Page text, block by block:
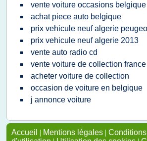
vente voiture occasions belgique
achat piece auto belgique
prix vehicule neuf algerie
prix vehicule neuf algerie 2013
vente auto radio cd
vente voiture de collection france
acheter voiture de collection
occasion de voiture en belgique
j annonce voiture
Accueil | Mentions légales |